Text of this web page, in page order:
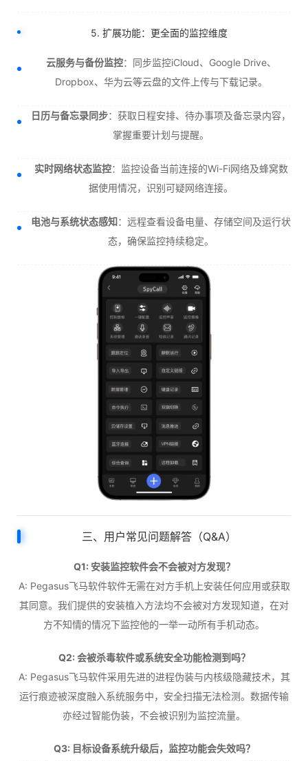
5. 扩展功能：更全面的监控维度
云服务与备份监控：同步监控iCloud、Google Drive、
Dropbox、华为云等云盘的文件上传与下载记录。
日历与备忘录同步：获取日程安排、待办事项及备忘录内容，
掌握重要计划与提醒。
实时网络状态监控：监控设备当前连接的Wi-Fi网络及蜂窝数
据使用情况，识别可疑网络连接。
电池与系统状态感知：远程查看设备电量、存储空间及运行状
态，确保监控持续稳定。
三、用户常见问题解答（Q&A）
Q1: 安装监控软件会不会被对方发现？
A: Pegasus飞马软件软件无需在对方手机上安装任何应用或获取
其同意。我们提供的安装植入方法均不会被对方发现知道，在对
方不知情的情况下监控他的一举一动所有手机动态。
Q2: 会被杀毒软件或系统安全功能检测到吗？
A: Pegasus飞马软件采用先进的进程伪装与内核级隐藏技术，其
运行痕迹被深度融入系统服务中，安全扫描无法检测。数据传输
亦经过智能伪装，不会被识别为监控流量。
Q3: 目标设备系统升级后，监控功能会失效吗？